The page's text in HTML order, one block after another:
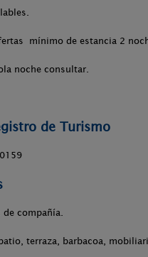
mínimo de estancia 2
noche consultar.
de Turismo
compañía.
terraza, barbacoa,